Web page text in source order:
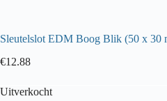
Sleutelslot EDM Boog Blik (50 x 30
€12.88
Uitverkocht